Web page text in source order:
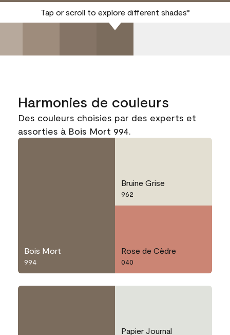
Tap or scroll to explore different shades*
Harmonies de couleurs
Des couleurs choisies par des experts et
assorties à Bois Mort 994.
Bois Mort
994
Bruine Grise
962
Rose de Cèdre
040
Papier Journal